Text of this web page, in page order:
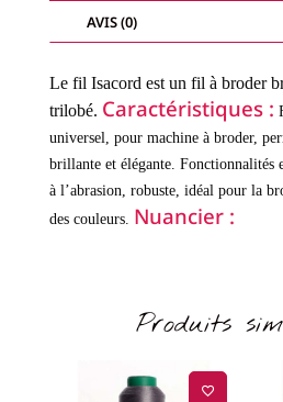
AVIS (0)
Le fil Isacord est un fil à broder
trilobé. Caractéristiques :
universel, pour machine à broder,
brillante et élégante. Fonctionnalités
à l’abrasion, robuste, idéal pour la
des couleurs. Nuancier :
Produits